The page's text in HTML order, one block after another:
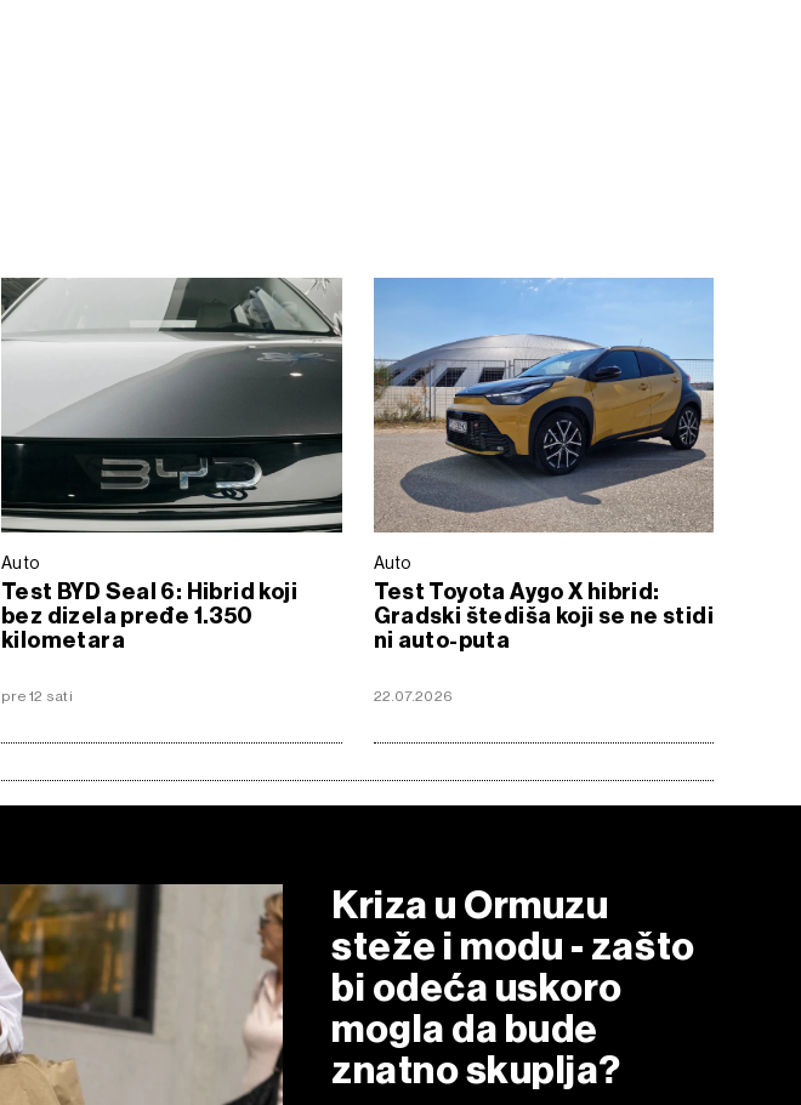
Auto
Test BYD Seal 6: Hibrid koji
bez dizela pređe 1.350
kilometara
pre 12 sati
Auto
Test Toyota Aygo X hibrid:
Gradski štediša koji se ne stidi
ni auto-puta
22.07.2026
Kriza u Ormuzu
steže i modu - zašto
bi odeća uskoro
mogla da bude
znatno skuplja?